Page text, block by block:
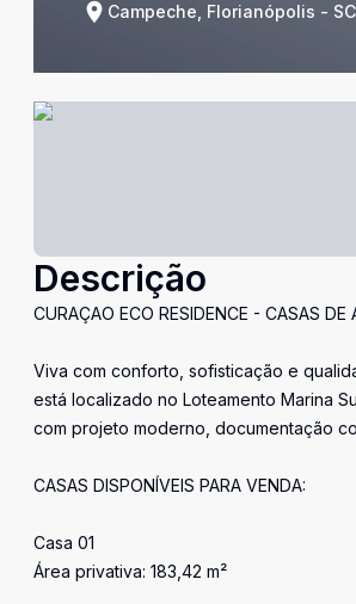
Campeche, Florianópolis - SC
Descrição
CURAÇAO ECO RESIDENCE - CASAS
Viva com conforto, sofisticação e
está localizado no Loteamento Marina
com projeto moderno, documentação
CASAS DISPONÍVEIS PARA VENDA:
Casa 01
Área privativa: 183,42 m²